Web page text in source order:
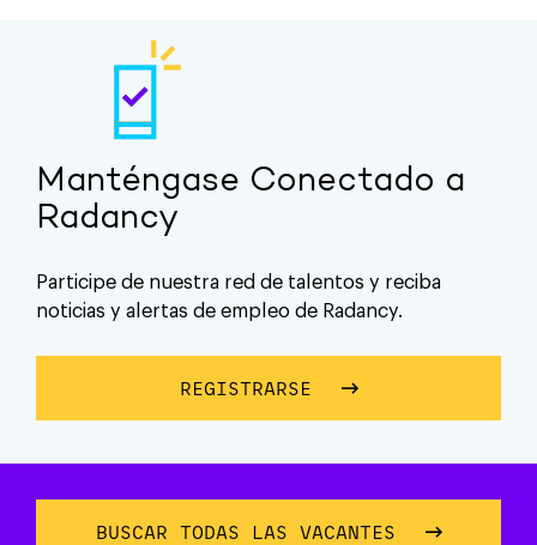
Manténgase Conectado a
Radancy
Participe de nuestra red de talentos y reciba
noticias y alertas de empleo de Radancy.
REGISTRARSE SOBRE MANTÉNGASE
BUSCAR TODAS LAS VACANTES